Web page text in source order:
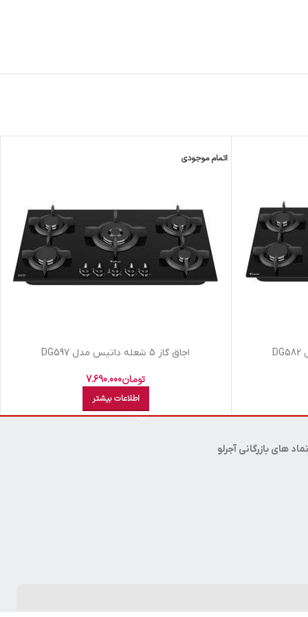
اتمام موجودی
اجاق گاز 5 شعله داتیس مدل DG597
تومان7.690.000
اطلاعات بیشتر
نماد های بازرگانی آجرلو